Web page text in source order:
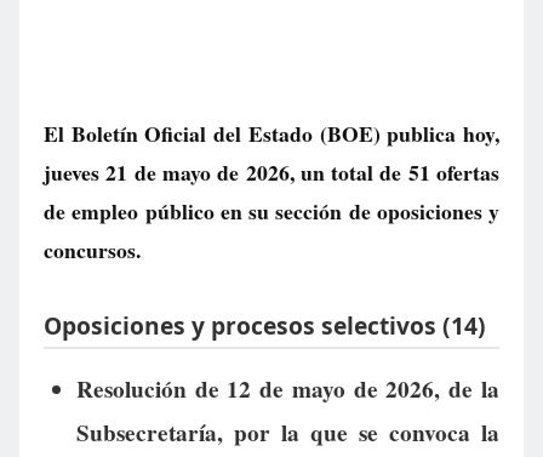
El Boletín Oficial del Estado (BOE) publica hoy,
jueves 21 de mayo de 2026, un total de 51 ofertas
de empleo públicoen su sección de oposiciones y
concursos.
Oposiciones y procesos selectivos (14)
Resolución de 12 de mayo de 2026, de la
Subsecretaría, por la que se convoca la